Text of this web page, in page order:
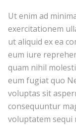
Ut enim ad
exercitationem
ut aliquid ex ea
eum iure
quam nihil
eum fugiat quo
voluptas sit
consequuntur
voluptatem sequi